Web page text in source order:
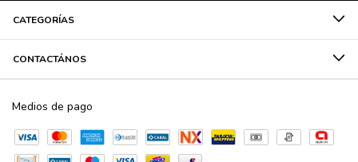
CATEGORÍAS
CONTACTÁNOS
Medios de pago